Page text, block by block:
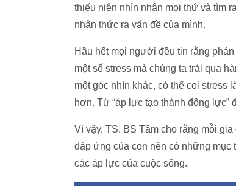
thiếu niên nhìn nhận mọi thứ và tìm
nhận thức ra vấn đề của mình.
Hầu hết mọi người đều tin rằng
một số́ stress mà chúng ta trải qua
một góc nhìn khác, có thể coi stress
hơn. Từ “áp lực tạo thành động lực”
Vì vậy, TS. BS Tâm cho rằng mỗi
đáp ứng của con nên có những mục
các áp lực của cuộc sống.